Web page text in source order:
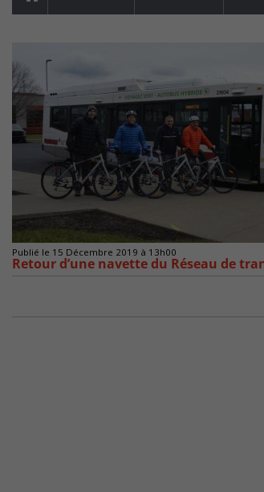
Publié le 15 Décembre 2019 à 13h00
Retour d’une navette du Réseau de